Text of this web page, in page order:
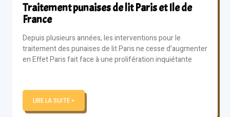
Traitement punaises de lit Paris et Ile de
France
Depuis plusieurs années, les interventions pour le
traitement des punaises de lit Paris ne cesse d’augmenter
en Effet Paris fait face à une prolifération inquiétante
LIRE LA SUITE »